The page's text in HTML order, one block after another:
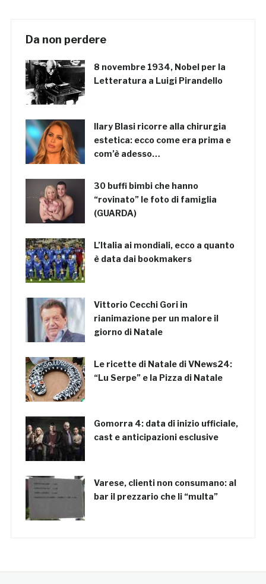
Da non perdere
8 novembre 1934, Nobel per la
Letteratura a Luigi Pirandello
Ilary Blasi ricorre alla chirurgia
estetica: ecco come era prima e
com’è adesso…
30 buffi bimbi che hanno
“rovinato” le foto di famiglia
(GUARDA)
L’Italia ai mondiali, ecco a quanto
è data dai bookmakers
Vittorio Cecchi Gori in
rianimazione per un malore il
giorno di Natale
Le ricette di Natale di VNews24:
“Lu Serpe” e la Pizza di Natale
Gomorra 4: data di inizio ufficiale,
cast e anticipazioni esclusive
Varese, clienti non consumano: al
bar il prezzario che li “multa”